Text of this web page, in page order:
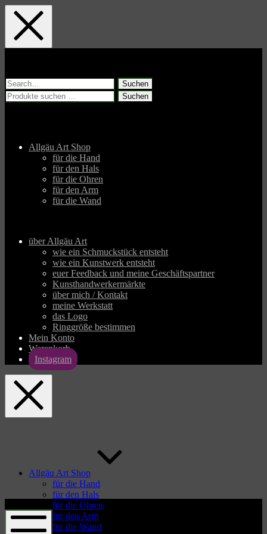
Skip
main
navigation
Skip
main
content
Skip
footer
Suchen
nach:
Suchen
Allgäu Art Shop
für die Hand
für den Hals
für die Ohren
für den Arm
für die Wand
über Allgäu Art
wie ein Schmuckstück entsteht
wie ein Kunstwerk entsteht
euer Feedback und meine Geschäftspartner
Kunsthandwerkermärkte
über mich / Kontakt
meine Werkstatt
das Logo
Ringgröße bestimmen
Mein Konto
Warenkorb
Instagram
Allgäu Art Shop
für die Hand
für den Hals
für die Ohren
für den Arm
für die Wand
art.com